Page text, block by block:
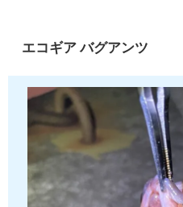
エコギア バグアンツ